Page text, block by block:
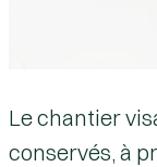
Le chantier
conservés, à